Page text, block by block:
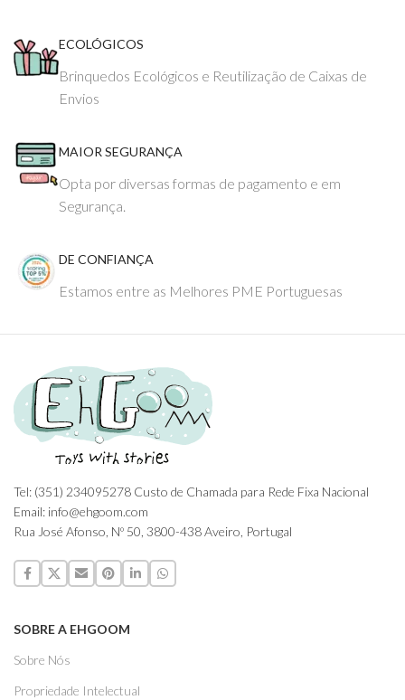
ECOLÓGICOS
Brinquedos Ecológicos e Reutilização de Caixas de
Envios
MAIOR SEGURANÇA
Opta por diversas formas de pagamento e em
Segurança.
DE CONFIANÇA
Estamos entre as Melhores PME Portuguesas
Tel: (351) 234095278 Custo de Chamada para Rede Fixa Nacional
Email: info@ehgoom.com
Rua José Afonso, Nº 50, 3800-438 Aveiro, Portugal
SOBRE A EHGOOM
Sobre Nós
Propriedade Intelectual